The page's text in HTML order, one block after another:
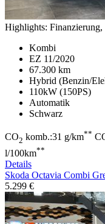
Highlights:
Kombi
EZ 11/2020
67.300 km
Hybrid (Benzin/
110kW (150PS)
Automatik
Schwarz
CO2 komb.:31 g/km**
l/100km**
Details
Skoda Octavia Combi
5.299 €